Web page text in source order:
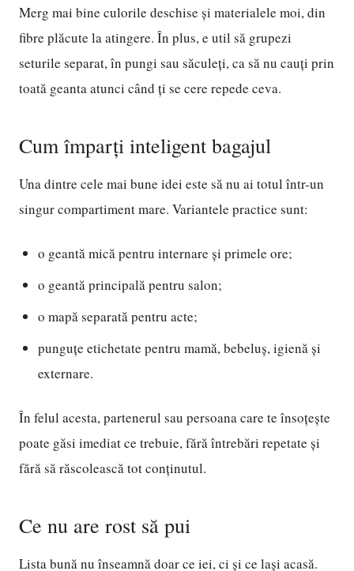
Merg mai bine culorile deschise și materialele moi, din
fibre plăcute la atingere. În plus, e util să grupezi
seturile separat, în pungi sau săculeți, ca să nu cauți prin
toată geanta atunci când ți se cere repede ceva.
Cum împarți inteligent bagajul
Una dintre cele mai bune idei este să nu ai totul într-un
singur compartiment mare. Variantele practice sunt:
o geantă mică pentru internare și primele ore;
o geantă principală pentru salon;
o mapă separată pentru acte;
punguțe etichetate pentru mamă, bebeluș, igienă și
externare.
În felul acesta, partenerul sau persoana care te însoțește
poate găsi imediat ce trebuie, fără întrebări repetate și
fără să răscolească tot conținutul.
Ce nu are rost să pui
Lista bună nu înseamnă doar ce iei, ci și ce lași acasă.